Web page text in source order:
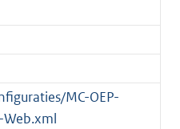
MC-OEP-
Web.xml